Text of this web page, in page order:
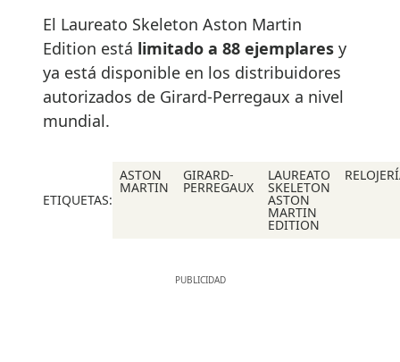
El Laureato Skeleton Aston Martin
Edition está limitado a 88 ejemplares y
ya está disponible en los distribuidores
autorizados de Girard-Perregaux a nivel
mundial.
ETIQUETAS:
ASTON
MARTIN
GIRARD-
PERREGAUX
LAUREATO
SKELETON
ASTON
MARTIN
EDITION